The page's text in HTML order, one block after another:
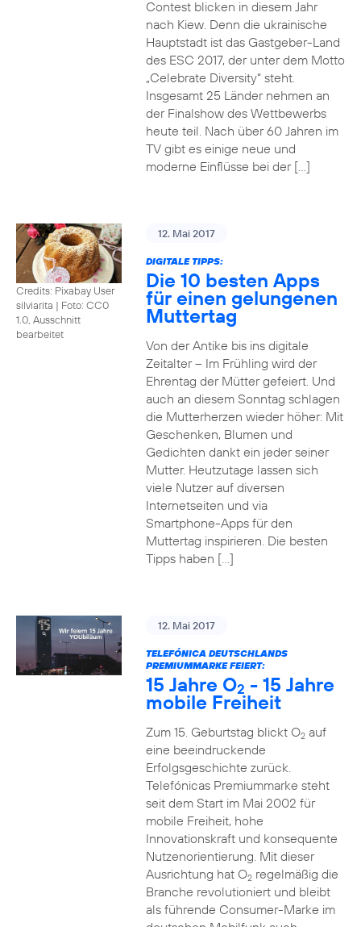
Contest blicken in diesem Jahr
nach Kiew. Denn die ukrainische
Hauptstadt ist das Gastgeber-Land
des ESC 2017, der unter dem Motto
„Celebrate Diversity“ steht.
Insgesamt 25 Länder nehmen an
der Finalshow des Wettbewerbs
heute teil. Nach über 60 Jahren im
TV gibt es einige neue und
moderne Einflüsse bei der […]
Credits: Pixabay User
silviarita | Foto: CC0
1.0, Ausschnitt
bearbeitet
12. Mai 2017
DIGITALE TIPPS:
Die 10 besten Apps
für einen gelungenen
Muttertag
Von der Antike bis ins digitale
Zeitalter – Im Frühling wird der
Ehrentag der Mütter gefeiert. Und
auch an diesem Sonntag schlagen
die Mutterherzen wieder höher: Mit
Geschenken, Blumen und
Gedichten dankt ein jeder seiner
Mutter. Heutzutage lassen sich
viele Nutzer auf diversen
Internetseiten und via
Smartphone-Apps für den
Muttertag inspirieren. Die besten
Tipps haben […]
12. Mai 2017
TELEFÓNICA DEUTSCHLANDS
PREMIUMMARKE FEIERT:
15 Jahre O2 - 15 Jahre
mobile Freiheit
Zum 15. Geburtstag blickt O2auf
eine beeindruckende
Erfolgsgeschichte zurück.
Telefónicas Premiummarke steht
seit dem Start im Mai 2002 für
mobile Freiheit, hohe
Innovationskraft und konsequente
Nutzenorientierung. Mit dieser
Ausrichtung hat O2regelmäßig die
Branche revolutioniert und bleibt
als führende Consumer-Marke im